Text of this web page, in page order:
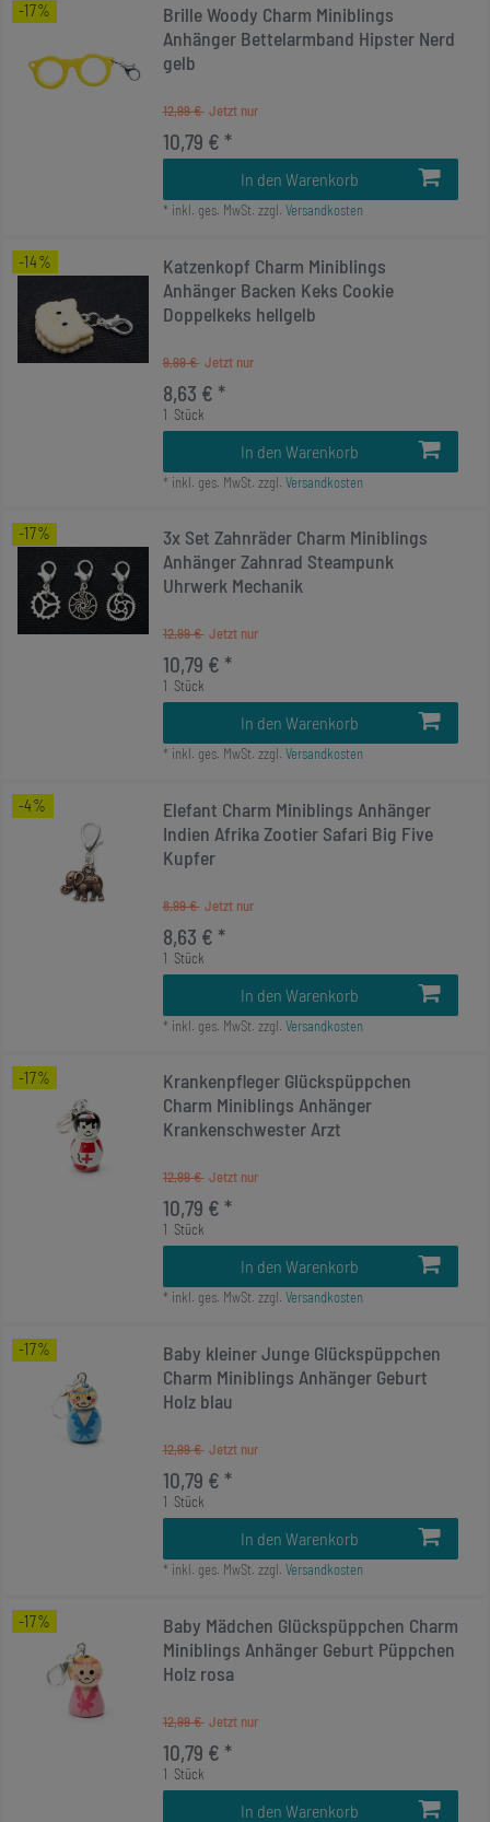
-17%
Brille Woody Charm Miniblings
Anhänger Bettelarmband Hipster Nerd
gelb
12,99 €
10,79 € *
In den Warenkorb
* inkl. ges. MwSt. zzgl. Versandkosten
-14%
Katzenkopf Charm Miniblings
Anhänger Backen Keks Cookie
Doppelkeks hellgelb
9,99 €
8,63 € *
1 Stück
In den Warenkorb
* inkl. ges. MwSt. zzgl. Versandkosten
-17%
3x Set Zahnräder Charm Miniblings
Anhänger Zahnrad Steampunk
Uhrwerk Mechanik
12,99 €
10,79 € *
1 Stück
In den Warenkorb
* inkl. ges. MwSt. zzgl. Versandkosten
-4%
Elefant Charm Miniblings Anhänger
Indien Afrika Zootier Safari Big Five
Kupfer
8,99 €
8,63 € *
1 Stück
In den Warenkorb
* inkl. ges. MwSt. zzgl. Versandkosten
-17%
Krankenpfleger Glückspüppchen
Charm Miniblings Anhänger
Krankenschwester Arzt
12,99 €
10,79 € *
1 Stück
In den Warenkorb
* inkl. ges. MwSt. zzgl. Versandkosten
-17%
Baby kleiner Junge Glückspüppchen
Charm Miniblings Anhänger Geburt
Holz blau
12,99 €
10,79 € *
1 Stück
In den Warenkorb
* inkl. ges. MwSt. zzgl. Versandkosten
-17%
Baby Mädchen Glückspüppchen Charm
Miniblings Anhänger Geburt Püppchen
Holz rosa
12,99 €
10,79 € *
1 Stück
In den Warenkorb